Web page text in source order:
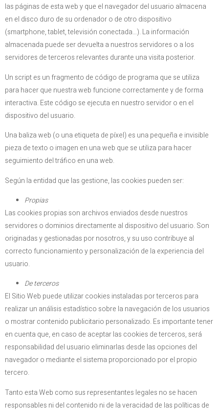
las páginas de esta web y que el navegador del usuario almacena
en el disco duro de su ordenador o de otro dispositivo
(smartphone, tablet, televisión conectada…). La información
almacenada puede ser devuelta a nuestros servidores o a los
servidores de terceros relevantes durante una visita posterior.
Un script es un fragmento de código de programa que se utiliza
para hacer que nuestra web funcione correctamente y de forma
interactiva. Este código se ejecuta en nuestro servidor o en el
dispositivo del usuario.
Una baliza web (o una etiqueta de píxel) es una pequeña e invisible
pieza de texto o imagen en una web que se utiliza para hacer
seguimiento del tráfico en una web.
Según la entidad que las gestione, las cookies pueden ser:
Propias
Las cookies propias son archivos enviados desde nuestros
servidores o dominios directamente al dispositivo del usuario. Son
originadas y gestionadas por nosotros, y su uso contribuye al
correcto funcionamiento y personalización de la experiencia del
usuario.
De terceros
El Sitio Web puede utilizar cookies instaladas por terceros para
realizar un análisis estadístico sobre la navegación de los usuarios
o mostrar contenido publicitario personalizado. Es importante tener
en cuenta que, en caso de aceptar las cookies de terceros, será
responsabilidad del usuario eliminarlas desde las opciones del
navegador o mediante el sistema proporcionado por el propio
tercero.
Tanto esta Web como sus representantes legales no se hacen
responsables ni del contenido ni de la veracidad de las políticas de